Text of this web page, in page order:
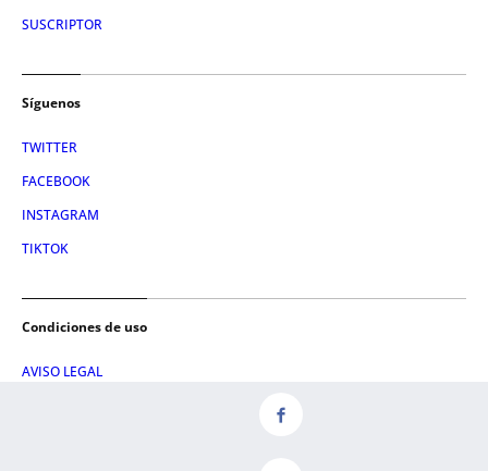
SUSCRIPTOR
Síguenos
TWITTER
FACEBOOK
INSTAGRAM
TIKTOK
Condiciones de uso
AVISO LEGAL